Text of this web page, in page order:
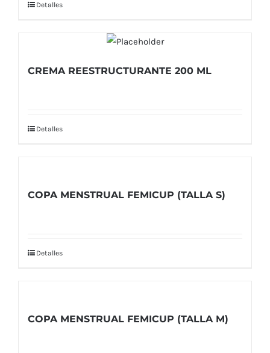
Detalles
CREMA REESTRUCTURANTE 200 ML
Detalles
COPA MENSTRUAL FEMICUP (TALLA S)
Detalles
COPA MENSTRUAL FEMICUP (TALLA M)